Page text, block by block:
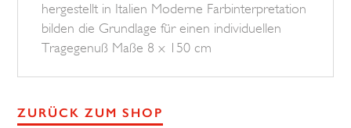
hergestellt in Italien Moderne Farbinterpretation
bilden die Grundlage für einen individuellen
Tragegenuß Maße 8 x 150 cm
ZURÜCK ZUM SHOP